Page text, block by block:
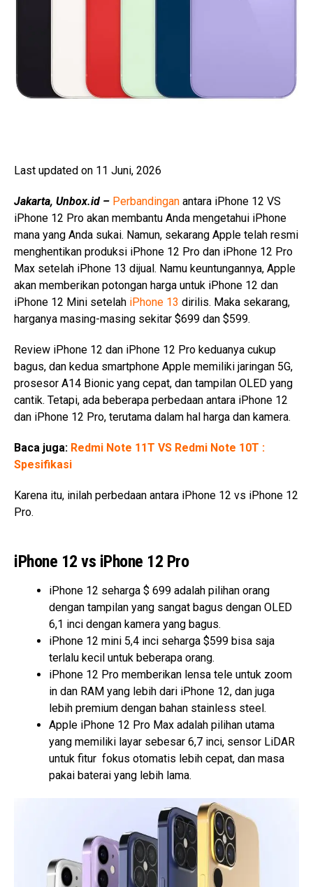
Last updated on 11 Juni, 2026
Jakarta, Unbox.id – Perbandingan antara iPhone 12 VS
iPhone 12 Pro akan membantu Anda mengetahui iPhone
mana yang Anda sukai. Namun, sekarang Apple telah resmi
menghentikan produksi iPhone 12 Pro dan iPhone 12 Pro
Max setelah iPhone 13 dijual. Namu keuntungannya, Apple
akan memberikan potongan harga untuk iPhone 12 dan
iPhone 12 Mini setelah iPhone 13 dirilis. Maka sekarang,
harganya masing-masing sekitar $699 dan $599.
Review iPhone 12 dan iPhone 12 Pro keduanya cukup
bagus, dan kedua smartphone Apple memiliki jaringan 5G,
prosesor A14 Bionic yang cepat, dan tampilan OLED yang
cantik. Tetapi, ada beberapa perbedaan antara iPhone 12
dan iPhone 12 Pro, terutama dalam hal harga dan kamera.
Baca juga: Redmi Note 11T VS Redmi Note 10T :
Spesifikasi
Karena itu, inilah perbedaan antara iPhone 12 vs iPhone 12
Pro.
iPhone 12 vs iPhone 12 Pro
iPhone 12 seharga $ 699 adalah pilihan orang
dengan tampilan yang sangat bagus dengan OLED
6,1 inci dengan kamera yang bagus.
iPhone 12 mini 5,4 inci seharga $599 bisa saja
terlalu kecil untuk beberapa orang.
iPhone 12 Pro memberikan lensa tele untuk zoom
in dan RAM yang lebih dari iPhone 12, dan juga
lebih premium dengan bahan stainless steel.
Apple iPhone 12 Pro Max adalah pilihan utama
yang memiliki layar sebesar 6,7 inci, sensor LiDAR
untuk fitur fokus otomatis lebih cepat, dan masa
pakai baterai yang lebih lama.